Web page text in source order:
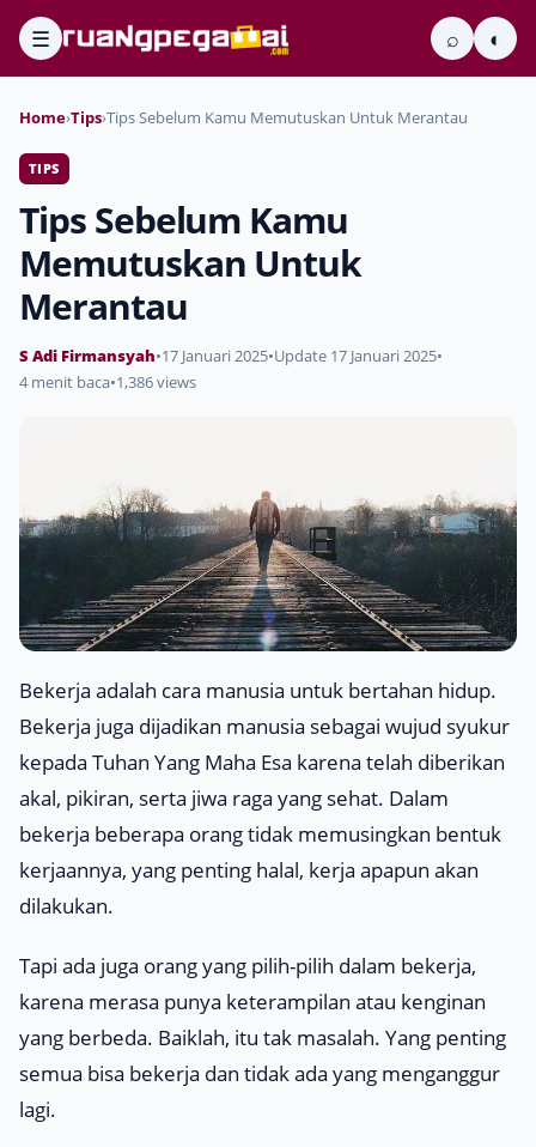
☰ ⌕ ◐
Home›Tips›Tips Sebelum Kamu Memutuskan Untuk Merantau
TIPS
Tips Sebelum Kamu
Memutuskan Untuk
Merantau
S Adi Firmansyah•17 Januari 2025•Update 17 Januari 2025•
4 menit baca•1,386 views
Bekerja adalah cara manusia untuk bertahan hidup.
Bekerja juga dijadikan manusia sebagai wujud syukur
kepada Tuhan Yang Maha Esa karena telah diberikan
akal, pikiran, serta jiwa raga yang sehat. Dalam
bekerja beberapa orang tidak memusingkan bentuk
kerjaannya, yang penting halal, kerja apapun akan
dilakukan.
Tapi ada juga orang yang pilih-pilih dalam bekerja,
karena merasa punya keterampilan atau kenginan
yang berbeda. Baiklah, itu tak masalah. Yang penting
semua bisa bekerja dan tidak ada yang menganggur
lagi.